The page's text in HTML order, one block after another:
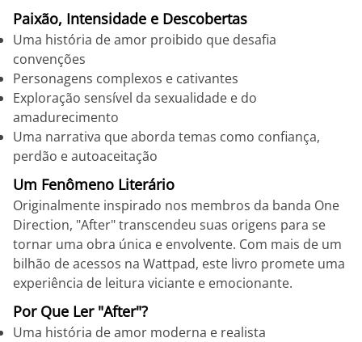
Paixão, Intensidade e Descobertas
Uma história de amor proibido que desafia
convenções
Personagens complexos e cativantes
Exploração sensível da sexualidade e do
amadurecimento
Uma narrativa que aborda temas como confiança,
perdão e autoaceitação
Um Fenômeno Literário
Originalmente inspirado nos membros da banda One
Direction, "After" transcendeu suas origens para se
tornar uma obra única e envolvente. Com mais de um
bilhão de acessos na Wattpad, este livro promete uma
experiência de leitura viciante e emocionante.
Por Que Ler "After"?
Uma história de amor moderna e realista